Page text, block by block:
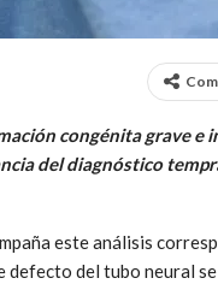
congénita grave
del diagnóstico
este análisis
del tubo neural